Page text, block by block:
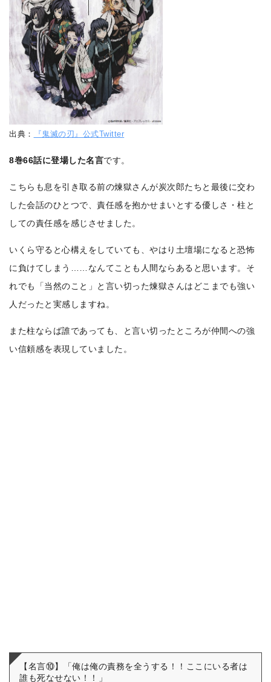
出典： 『鬼滅の刃』公式Twitter
8巻66話に登場した名言です。
こちらも息を引き取る前の煉獄さんが炭次郎たちと最後に交わ
した会話のひとつで、責任感を抱かせまいとする優しさ・柱と
しての責任感を感じさせました。
いくら守ると心構えをしていても、やはり土壇場になると恐怖
に負けてしまう……なんてことも人間ならあると思います。そ
れでも「当然のこと」と言い切った煉獄さんはどこまでも強い
人だったと実感しますね。
また柱ならば誰であっても、と言い切ったところが仲間への強
い信頼感を表現していました。
【名言⑩】「俺は俺の責務を全うする！！ここにいる者は
誰も死なせない！！」